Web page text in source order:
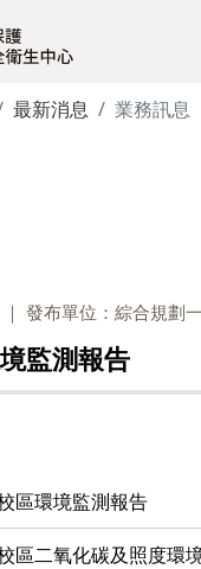
最新消息 業務訊息
發布單位：綜合規劃
監測報告
區環境監測報告
區二氧化碳及照度環